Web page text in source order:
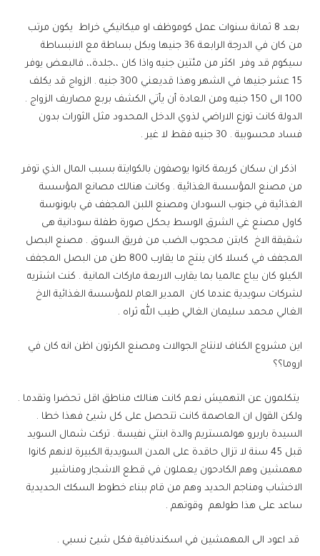
بعد 8 ثمانة سنوات عمل كوموظف او ميكانيكي خراط يكون مرتب
من كان في الدرجة الرابعة 36 جنيها وبكل بساطة مع الانبساطة
سيكوم قد وفر اكثر من مئتين جنيه واذا كان ،،جلدة،، فالبعض يوفر
15 عشر جنيها في الشهر وهذا قديعني 300 جنيه . الزواج قد يكلف
100 الى 150 جنيه ومن العادة أن يأتي الكشف بربع مصاريف الزواج .
الدولة كانت توزع الاراضي لذوي الدخل المحدود مثل الثورات بدون
فساد محسوبية . 30 جنيه فقط لا غير .
اذكر ان سكان كريمة كانوا يوصفون بالكوايتة بسبب المال الذي توفر
من مصنع المؤسسة الغذائية . وكانت هنالك مصانع المؤسسة
الغذائية في جنوب السودان ومصنع اللبن المجفف في بابونوسة
كاول مصنع غي الشرق الوسط يحكل صورة طفلة سودانية هى
شقيقة الاخ كابتن محجوب الضب من فريق السوق . مصنع البصل
المجفف في كسلا كان ينتج ما يقارب 800 طن من البصل المجفف
الكيلو كان يباع عالميا بما يقارب الاربعة ماركات المانية . كنت اشتريه
لشركات سويدية عندما كان المدير العام للمؤسسة الغذائية الاخ
الغالي محمد سليمان الغالي طيب الله ثراه .
اين مشروع الكناف لانتاج الجوالات ومصنع الكرتون اظن انه كان في
اروما؟؟
يتكلمون عن التهميش نعم كانت هنالك مناطق اقل تحضرا وتقدما .
ولكن القول ان العاصمة كانت تتحصل على كل شيئ فهذا خطا .
السيدة باربرو هولمستريم والدة ابنتي نفيسة . تركت شمال السويد
قبل 45 سنة لا تزال حاقدة على المدن السويدية الكبيرة لانهم كانوا
مهمشين وهم الكادحون يعملون في قطع الاشجار ومناشير
الاخشاب ومناجم الحديد وهم من قام ببناء خطوط السكك الحديدية
ساعد على هذا طولهم وقوتهم .
قد اعود الى المهمشين في اسكندنافية فكل شيئ نسبي .